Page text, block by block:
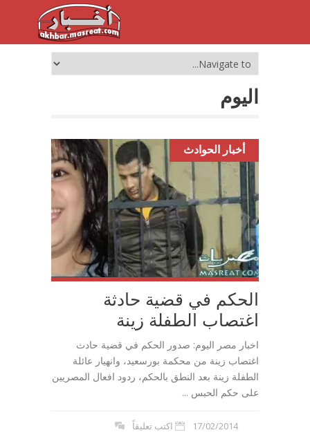
اليوم
أخبار الحوادث
الحكم في قضية حادثة
اغتصاب الطفلة زينة
اخبار مصر اليوم: صدور الحكم في قضية حادث
اغتصاب زينة من محكمة بورسعيد، وانهيار عائلة
الطفلة زينة بعد النطق بالحكم، ردود افعال المصريين
على حكم الحبس ...
17/02/2014 اكتب تعليقاً